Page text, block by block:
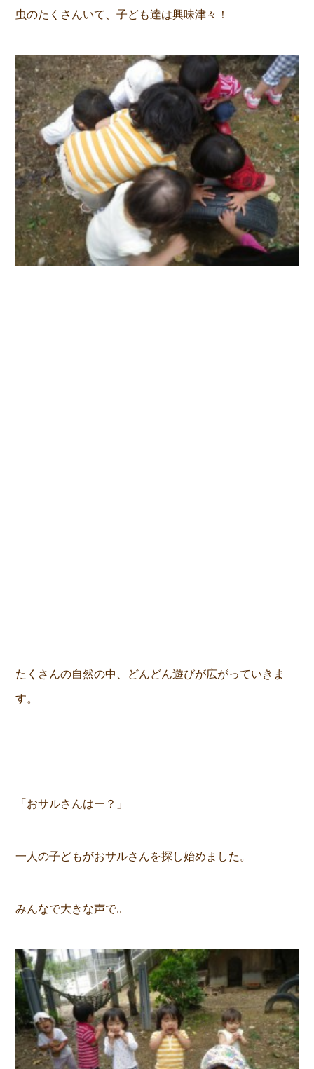
虫のたくさんいて、子ども達は興味津々！
たくさんの自然の中、どんどん遊びが広がっていきま
す。
「おサルさんはー？」
一人の子どもがおサルさんを探し始めました。
みんなで大きな声で..